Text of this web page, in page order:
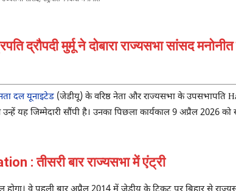
द्रौपदी मुर्मू ने दोबारा राज्यसभा सांसद
दल यूनाइटेड (जेडीयू) के वरिष्ठ नेता और राज्यसभा के उपसभापति
उन्हें यह जिम्मेदारी सौंपी है। उनका पिछला कार्यकाल 9 अप्रैल 2026
: तीसरी बार राज्यसभा में एंट्री